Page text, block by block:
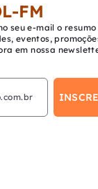
FM
seu e-mail o
eventos,
em nossa